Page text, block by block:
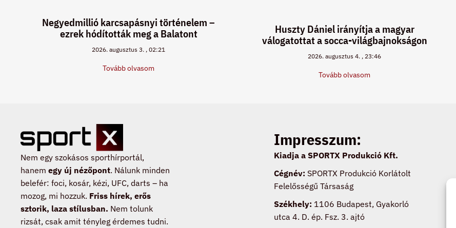
Negyedmillió karcsapásnyi történelem –
ezrek hódították meg a Balatont
2026. augusztus 3. 02:21
Tovább olvasom
Huszty Dániel irányítja a magyar
válogatottat a socca-világbajnokságon
2026. augusztus 4. 23:46
Tovább olvasom
Nem egy szokásos sporthírportál,
hanem egy új nézőpont. Nálunk minden
belefér: foci, kosár, kézi, UFC, darts – ha
mozog, mi hozzuk. Friss hírek, erős
sztorik, laza stílusban. Nem tolunk
rizsát, csak amit tényleg érdemes tudni.
Impresszum:
Kiadja a SPORTX Produkció Kft.
Cégnév: SPORTX Produkció Korlátolt
Felelősségű Társaság
Székhely: 1106 Budapest, Gyakorló
utca 4. D. ép. Fsz. 3. ajtó